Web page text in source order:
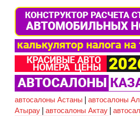
автосалоны Астаны |автосалоны
Атырау |автосалоны Актау |